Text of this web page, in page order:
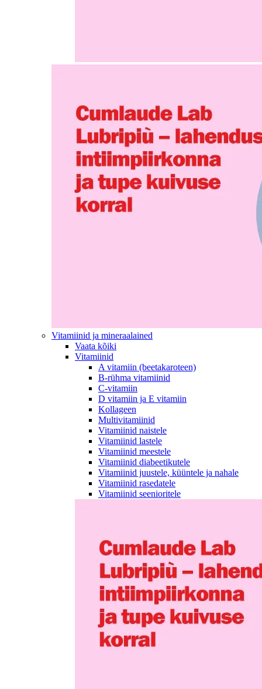
Vitamiinid ja mineraalained
Vaata kõiki
Vitamiinid
A vitamiin (beetakaroteen)
B-rühma vitamiinid
C-vitamiin
D vitamiin ja E vitamiin
Kollageen
Multivitamiinid
Vitamiinid naistele
Vitamiinid lastele
Vitamiinid meestele
Vitamiinid diabeetikutele
Vitamiinid juustele, küüntele ja nahale
Vitamiinid rasedatele
Vitamiinid seenioritele